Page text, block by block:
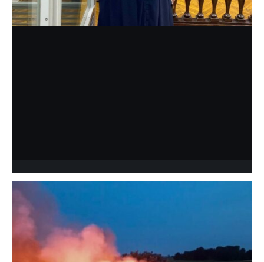
ОБЛАСТЬ ЖИТТЯ НОВИНИ